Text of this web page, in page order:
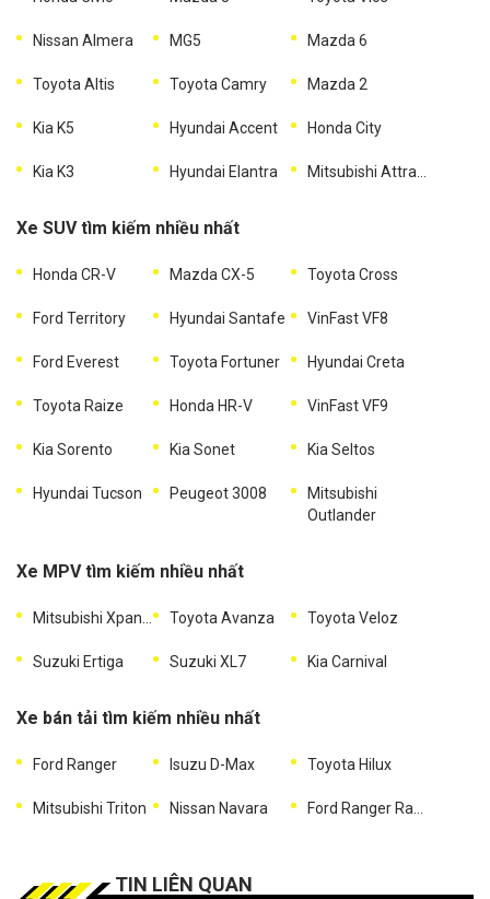
Nissan Almera MG5 Mazda 6
Toyota Altis Toyota Camry Mazda 2
Kia K5 Hyundai Accent Honda City
Kia K3 Hyundai Elantra
Xe SUV tìm kiếm nhiều nhất
Honda CR-V Mazda CX-5 Toyota Cross
Ford Territory Hyundai Santafe VinFast VF8
Ford Everest Toyota Fortuner Hyundai Creta
Toyota Raize Honda HR-V VinFast VF9
Kia Sorento Kia Sonet Kia Seltos
Hyundai Tucson Peugeot 3008
Mitsubishi
Outlander
Xe MPV tìm kiếm nhiều nhất
Toyota Avanza Toyota Veloz
Suzuki Ertiga Suzuki XL7 Kia Carnival
Xe bán tải tìm kiếm nhiều nhất
Ford Ranger Isuzu D-Max Toyota Hilux
Mitsubishi Triton Nissan Navara
TIN LIÊN QUAN